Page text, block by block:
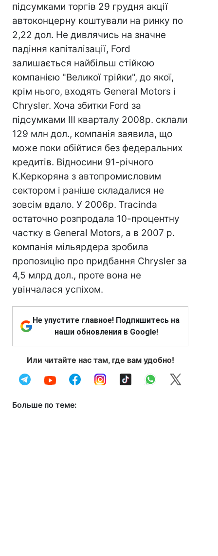
підсумками торгів 29 грудня акції
автоконцерну коштували на ринку по
2,22 дол. Не дивлячись на значне
падіння капіталізації, Ford
залишається найбільш стійкою
компанією "Великої трійки", до якої,
крім нього, входять General Motors і
Chrysler. Хоча збитки Ford за
підсумками III кварталу 2008р. склали
129 млн дол., компанія заявила, що
може поки обійтися без федеральних
кредитів. Відносини 91-річного
К.Керкоряна з автопромисловим
сектором і раніше складалися не
зовсім вдало. У 2006р. Tracinda
остаточно розпродала 10-процентну
частку в General Motors, а в 2007 р.
компанія мільярдера зробила
пропозицію про придбання Chrysler за
4,5 млрд дол., проте вона не
увінчалася успіхом.
Не упустите главное! Подпишитесь на
наши обновления в Google!
Или читайте нас там, где вам удобно!
Больше по теме: